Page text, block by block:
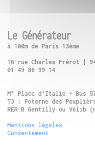
Le Générateur
à 100m de Paris 13ème
16 rue Charles Frérot |
01 49 86 99 14
M° Place d’Italie + Bus
T3 : Poterne des
RER B Gentilly ou Vélib
Mentions légales
Consentement